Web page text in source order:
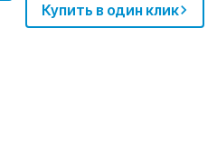
Купить в один клик